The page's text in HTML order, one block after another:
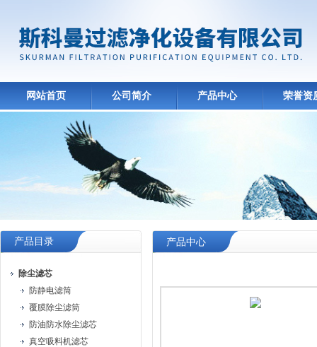
网站首页 公司简介 产品中心 荣誉资
产品目录
除尘滤芯
防静电滤筒
覆膜除尘滤筒
防油防水除尘滤芯
真空吸料机滤芯
产品中心